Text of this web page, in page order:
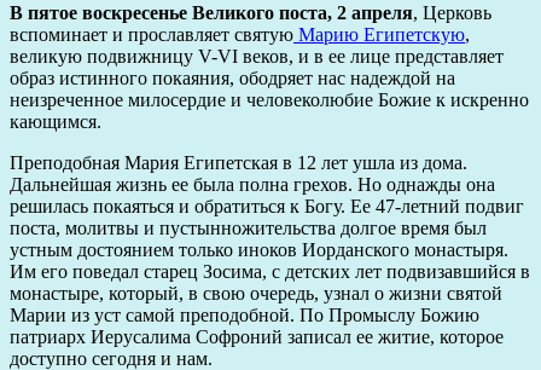
В пятое воскресенье Великого поста, 2 апреля, Церковь
вспоминает и прославляет святую Марию Египетскую,
великую подвижницу V-VI веков, и в ее лице представляет
образ истинного покаяния, ободряет нас надеждой на
неизреченное милосердие и человеколюбие Божие к искренно
кающимся.
Преподобная Мария Египетская в 12 лет ушла из дома.
Дальнейшая жизнь ее была полна грехов. Но однажды она
решилась покаяться и обратиться к Богу. Ее 47-летний подвиг
поста, молитвы и пустынножительства долгое время был
устным достоянием только иноков Иорданского монастыря.
Им его поведал старец Зосима, с детских лет подвизавшийся в
монастыре, который, в свою очередь, узнал о жизни святой
Марии из уст самой преподобной. По Промыслу Божию
патриарх Иерусалима Софроний записал ее житие, которое
доступно сегодня и нам.